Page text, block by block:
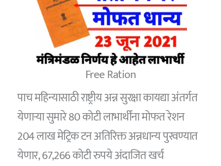
Free Ration
पाच महिन्यासाठी राष्ट्रीय अन्न सुरक्षा कायद्या अंतर्गत
येणाऱ्या सुमारे 80 कोटी लाभार्थींना मोफत रेशन
204 लाख मेट्रिक टन अतिरिक्त अन्नधान्य पुरवण्यात
येणार, 67,266 कोटी रुपये अंदाजित खर्च